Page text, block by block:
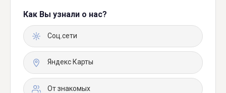
Как Вы узнали о нас?
Соц.сети
Яндекс Карты
От знакомых